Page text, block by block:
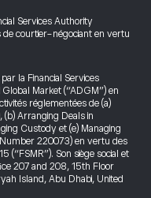
Services Authority
de courtier-négociant en vertu
la Financial Services
Market (“ADGM”) en
réglementées de (a)
(b) Arranging Deals in
Custody et (e) Managing
Number 220073) en vertu des
(“FSMR”). Son siège social et
207 and 208, 15th Floor
Island, Abu Dhabi, United